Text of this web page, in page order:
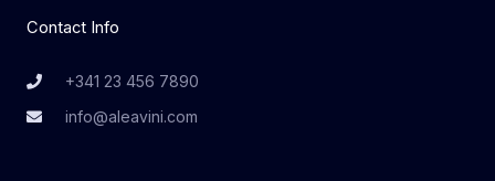
Contact Info
+341 23 456 7890
info@aleavini.com